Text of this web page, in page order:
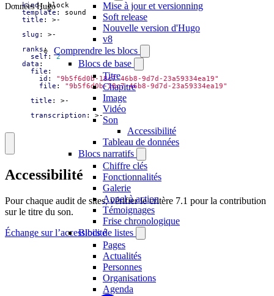
Mise à jour et versionning
Soft release
Nouvelle version d'Hugo
v8
Comprendre les blocs
Blocs de base
Titre
Chapitre
Image
Vidéo
Son
Accessibilité
Tableau de données
Blocs narratifs
Chiffre clés
Fonctionnalités
Galerie
Appel à action
Témoignages
Frise chronologique
Blocs de listes
Pages
Actualités
Personnes
Organisations
Agenda
Données Hugo
- kind: block
template :
sound
title :
>-
slug :
>-
ranks:
self :
2
data :
file :
id :
"9b5f6d0b-18c7-46b8-9d7d-23a59334ea19"
file :
"9b5f6d0b-18c7-46b8-9d7d-23a59334ea19"
title :
>-
transcription : >-
Accessibilité
Pour chaque audit de sites, vérifier le critère 7.1 pour la contribution
sur le titre du son.
Échange sur l’accessibilité